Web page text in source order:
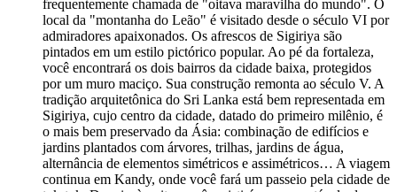
frequentemente chamada de "oitava maravilha do mundo". O
local da "montanha do Leão" é visitado desde o século VI por
admiradores apaixonados. Os afrescos de Sigiriya são
pintados em um estilo pictórico popular. Ao pé da fortaleza,
você encontrará os dois bairros da cidade baixa, protegidos
por um muro maciço. Sua construção remonta ao século V. A
tradição arquitetônica do Sri Lanka está bem representada em
Sigiriya, cujo centro da cidade, datado do primeiro milênio, é
o mais bem preservado da Ásia: combinação de edifícios e
jardins plantados com árvores, trilhas, jardins de água,
alternância de elementos simétricos e assimétricos… A viagem
continua em Kandy, onde você fará um passeio pela cidade de